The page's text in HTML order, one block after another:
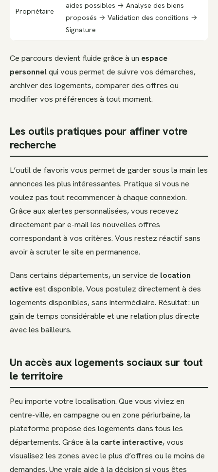
Propriétaire
aides possibles → Analyse des biens
proposés → Validation des conditions →
Signature
Ce parcours devient fluide grâce à un espace
personnelqui vous permet de suivre vos démarches,
archiver des logements, comparer des offres ou
modifier vos préférences à tout moment.
Les outils pratiques pour affiner votre
recherche
L’outil de favoris vous permet de garder sous la main les
annonces les plus intéressantes. Pratique si vous ne
voulez pas tout recommencer à chaque connexion.
Grâce aux alertes personnalisées, vous recevez
directement par e-mail les nouvelles offres
correspondant à vos critères. Vous restez réactif sans
avoir à scruter le site en permanence.
Dans certains départements, un service de location
activeest disponible. Vous postulez directement à des
logements disponibles, sans intermédiaire. Résultat : un
gain de temps considérable et une relation plus directe
avec les bailleurs.
Un accès aux logements sociaux sur tout
le territoire
Peu importe votre localisation. Que vous viviez en
centre-ville, en campagne ou en zone périurbaine, la
plateforme propose des logements dans tous les
départements. Grâce à la carte interactive, vous
visualisez les zones avec le plus d’offres ou le moins de
demandes. Une vraie aide à la décision si vous êtes